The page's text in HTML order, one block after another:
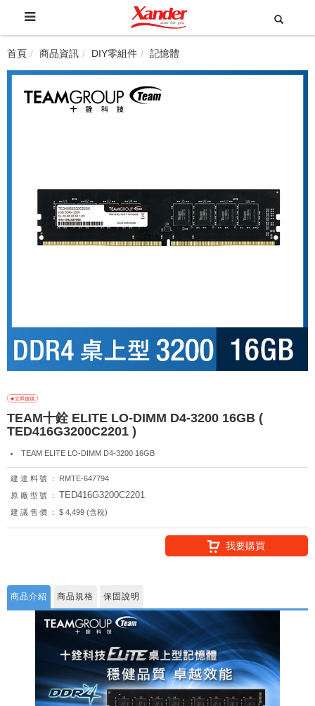
首頁 商品資訊 DIY零組件 記憶體
TEAM十銓 ELITE LO-DIMM D4-3200 16GB (
TED416G3200C2201 )
TEAM ELITE LO-DIMM D4-3200 16GB
建達料號：
RMTE-647794
原廠型號：
TED416G3200C2201
建議售價： $ 4,499 (含稅)
我要購買
商品介紹 商品規格 保固說明